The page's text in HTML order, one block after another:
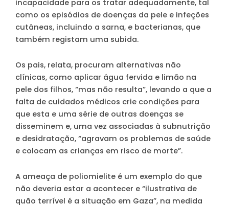
incapacidade para os tratar adequadamente, tal
como os episódios de doenças da pele e infeções
cutâneas, incluindo a sarna, e bacterianas, que
também registam uma subida.
Os pais, relata, procuram alternativas não
clínicas, como aplicar água fervida e limão na
pele dos filhos, “mas não resulta”, levando a que a
falta de cuidados médicos crie condições para
que esta e uma série de outras doenças se
disseminem e, uma vez associadas à subnutrição
e desidratação, “agravam os problemas de saúde
e colocam as crianças em risco de morte”.
A ameaça de poliomielite é um exemplo do que
não deveria estar a acontecer e “ilustrativa de
quão terrível é a situação em Gaza”, na medida